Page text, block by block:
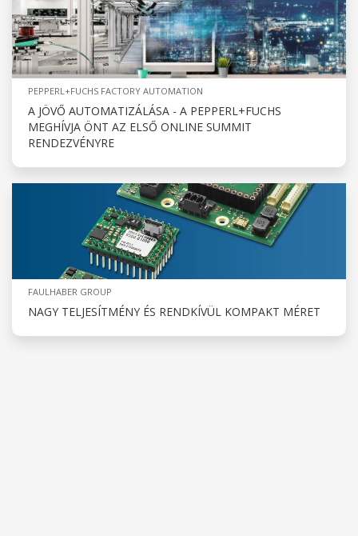
PEPPERL+FUCHS FACTORY AUTOMATION
A JÖVŐ AUTOMATIZÁLÁSA - A PEPPERL+FUCHS
MEGHÍVJA ÖNT AZ ELSŐ ONLINE SUMMIT
RENDEZVÉNYRE
FAULHABER GROUP
NAGY TELJESÍTMÉNY ÉS RENDKÍVÜL KOMPAKT MÉRET